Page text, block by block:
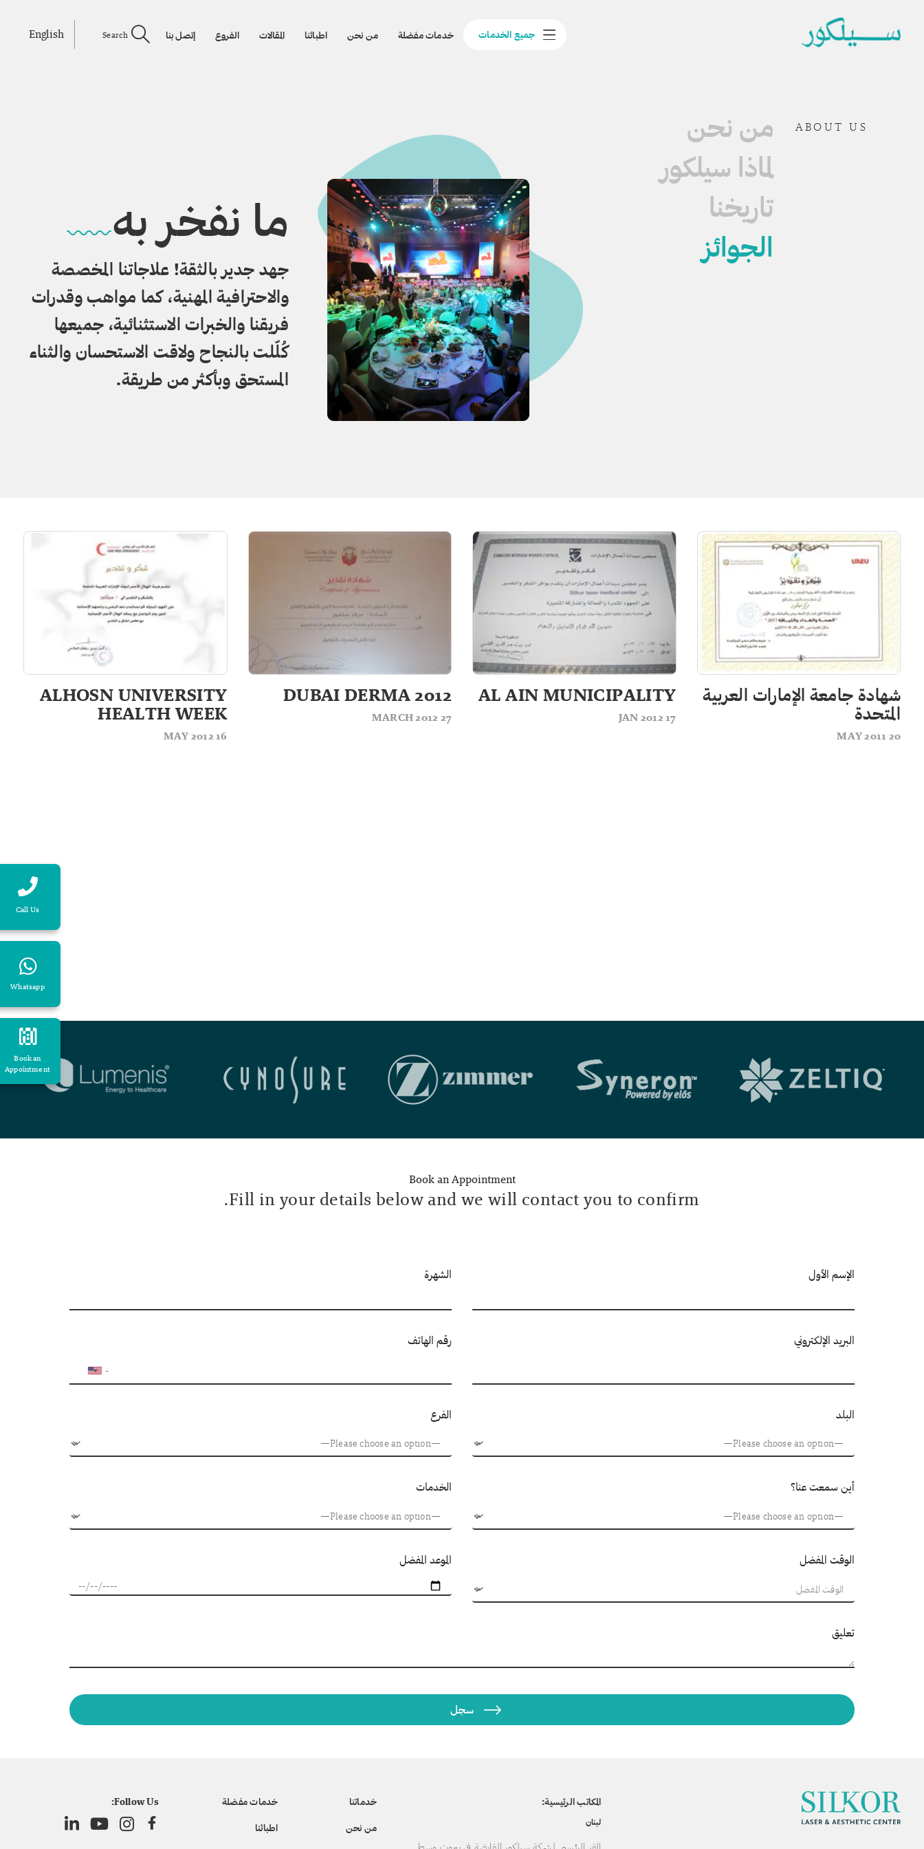
جميع الخدمات خدمات مفضلة من نحن اطبائنا المقالات الفروع إتصل بنا Search
English
Call Us
Whatsapp
Book an
Appointment
ABOUT US
من نحن
لماذا سيلكور
تاريخنا
الجوائز
ما نفخر به
جهد جدير بالثقة! علاجاتنا المخصصة
والاحترافية المهنية، كما مواهب وقدرات
فريقنا والخبرات الاستثنائية، جميعها
كُلّلت بالنجاح ولاقت الاستحسان والثناء
المستحق وبأكثر من طريقة.
شهادة جامعة الإمارات العربية
المتحدة
20 MAY 2011
AL AIN MUNICIPALITY
17 JAN 2012
DUBAI DERMA 2012
27 MARCH 2012
ALHOSN UNIVERSITY
HEALTH WEEK
16 MAY 2012
Book an Appointment
Fill in your details below and we will contact you to confirm.
الإسم الأول الشهرة
البريد الإلكتروني رقم الهاتف
البلد الفرع
أين سمعت عنا؟ الخدمات
الوقت المفضل الموعد المفضل
تعليق
المكاتب الرئيسية:
لبنان
خدماتنا
خدمات مفضلة
من نحن
اطبائنا
Follow Us: